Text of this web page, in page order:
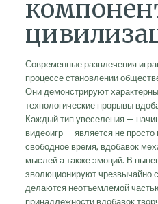
Современные развлечения
процессе становлении
Они демонстрируют
технологические прорывы
Каждый тип увеселения —
видеоигр — является не
свободное время, вдобавок
мыслей а также эмоций. В
эволюционируют чрезвычайно
делаются неотъемлемой
принадлежности вдобавок